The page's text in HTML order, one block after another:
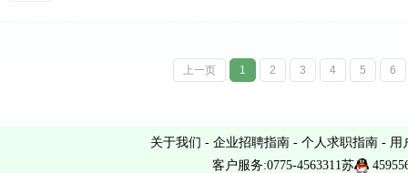
上一页 1 2 3 4 5 6
关于我们 - 企业招聘指南 - 个人求职指南 - 用
客户服务:0775-4563311苏